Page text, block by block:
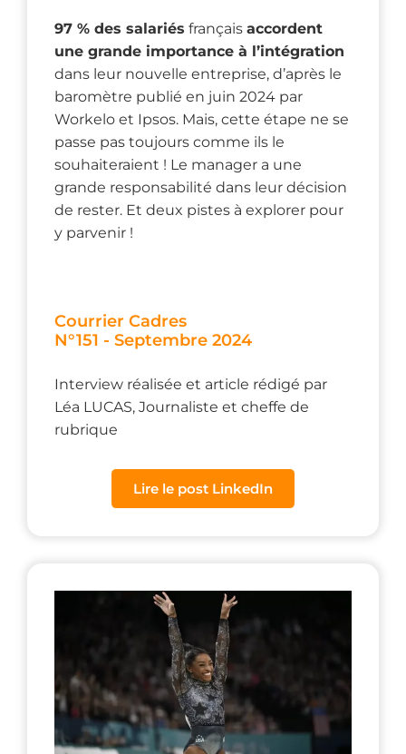
97 % des salariés français accordent
une grande importance à l’intégration
dans leur nouvelle entreprise, d’après le
baromètre publié en juin 2024 par
Workelo et Ipsos. Mais, cette étape ne se
passe pas toujours comme ils le
souhaiteraient ! Le manager a une
grande responsabilité dans leur décision
de rester. Et deux pistes à explorer pour
y parvenir !
Courrier Cadres
N°151 - Septembre 2024
Interview réalisée et article rédigé par
Léa LUCAS, Journaliste et cheffe de
rubrique
Lire le post LinkedIn